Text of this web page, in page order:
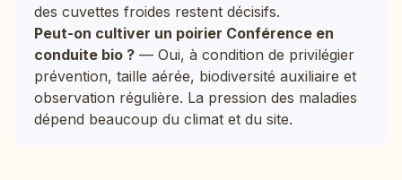
des cuvettes froides restent décisifs.
Peut-on cultiver un poirier Conférence en
conduite bio ? — Oui, à condition de privilégier
prévention, taille aérée, biodiversité auxiliaire et
observation régulière. La pression des maladies
dépend beaucoup du climat et du site.